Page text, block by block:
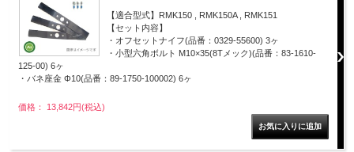
【適合型式】RMK150 , RMK150A , RMK151
【セット内容】
・オフセットナイフ(品番：0329-55600) 3ヶ
・小型六角ボルト M10×35(8Tメック)(品番：83-1610-
125-00) 6ヶ
・バネ座金 Φ10(品番：89-1750-100002) 6ヶ
価格： 13,842円(税込)